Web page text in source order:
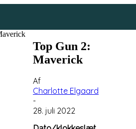
Top Gun 2:
Maverick
Af
Charlotte Elgaard
-
28. juli 2022